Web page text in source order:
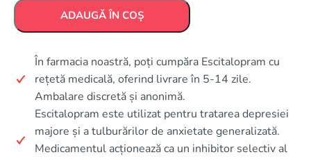
ADAUGĂ ÎN COȘ
În farmacia noastră, poți cumpăra Escitalopram cu
rețetă medicală, oferind livrare în 5-14 zile.
Ambalare discretă și anonimă.
Escitalopram este utilizat pentru tratarea depresiei
majore și a tulburărilor de anxietate generalizată.
Medicamentul acționează ca un inhibitor selectiv al